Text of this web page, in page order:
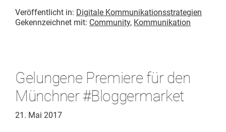
Veröffentlicht in: Digitale Kommunikationsstrategien
Gekennzeichnet mit: Community, Kommunikation
Gelungene Premiere für den
Münchner #Bloggermarket
21. Mai 2017